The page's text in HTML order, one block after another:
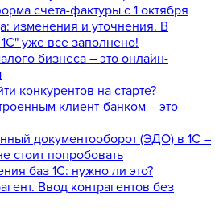
счета-фактуры с 1 октября
изменения и уточнения. В
уже все заполнено!
бизнеса – это онлайн-
конкурентов на старте?
клиент-банком – это
документооборот (ЭДО) в 1С –
стоит попробовать
баз 1С: нужно ли это?
Ввод контрагентов без